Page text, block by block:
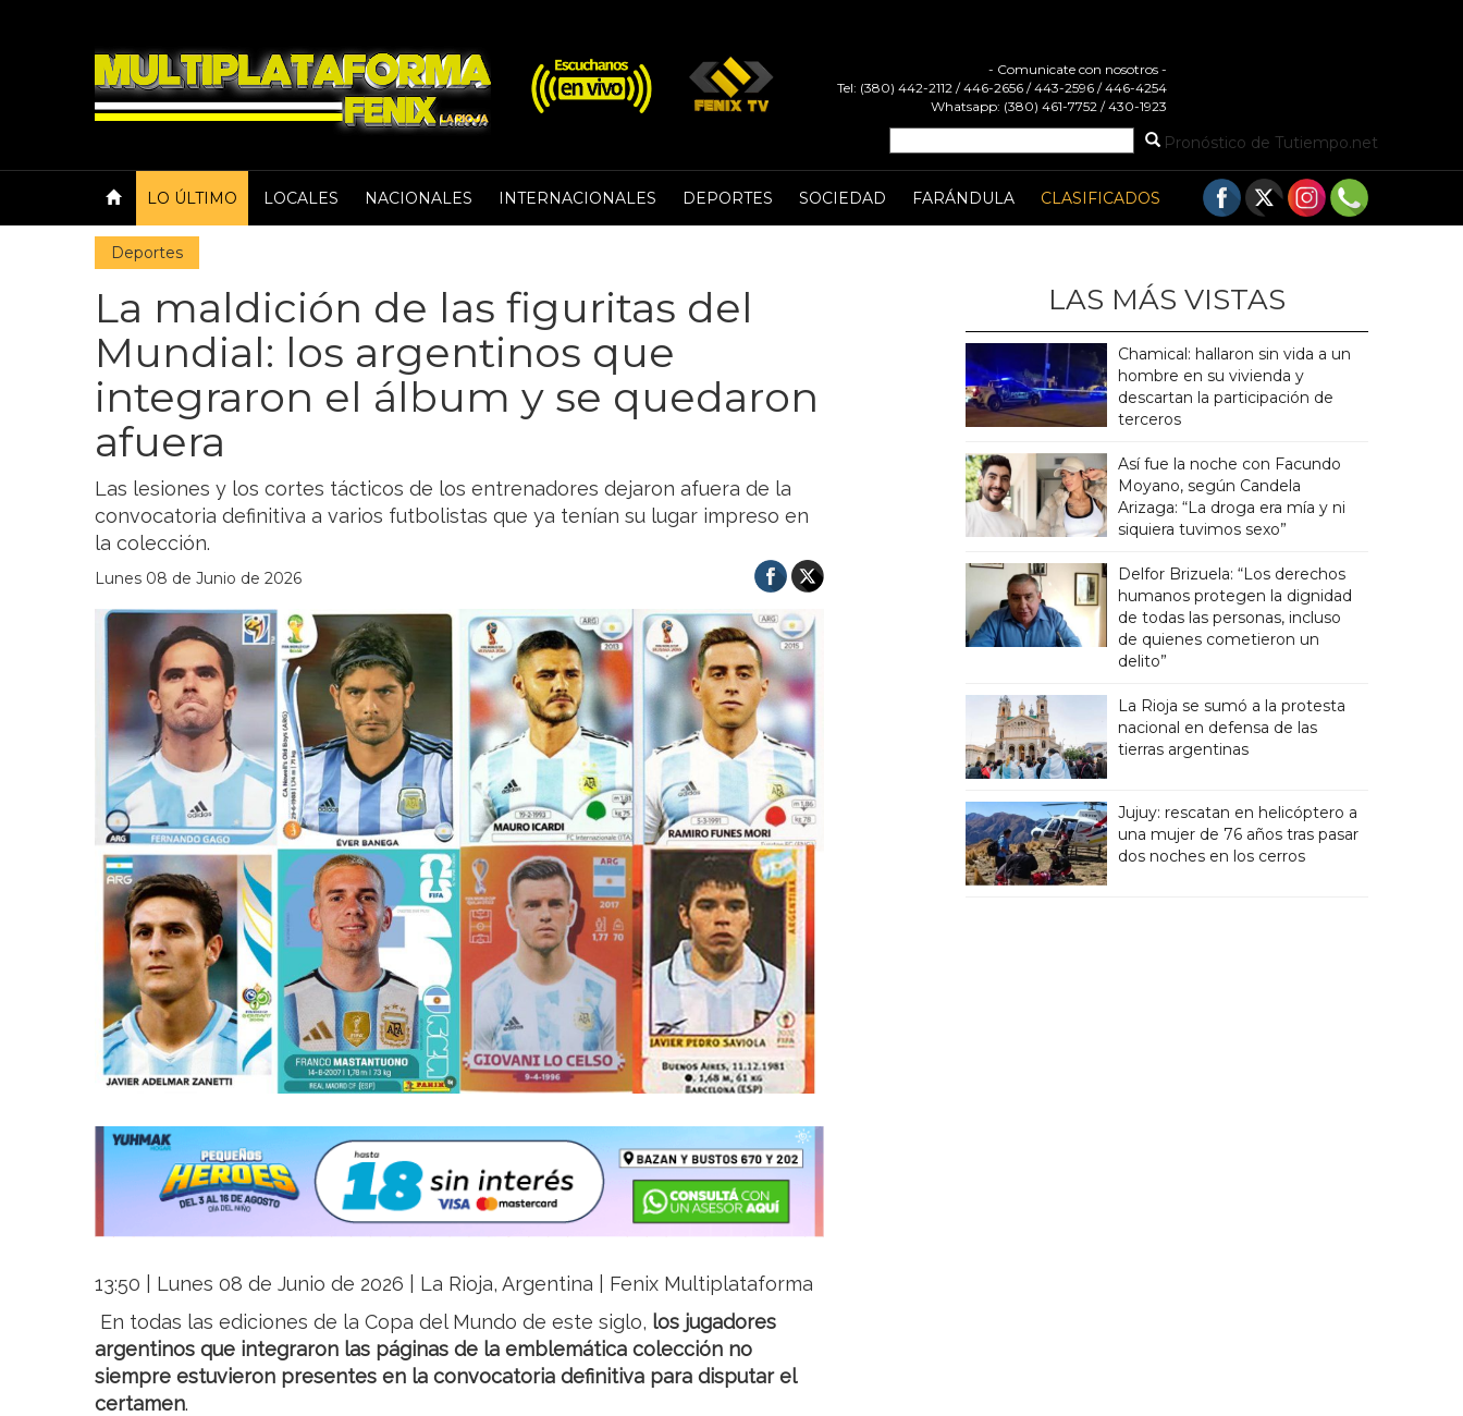
- Comunicate con nosotros -
Tel: (380) 442-2112 / 446-2656 / 443-2596 / 446-4254
Whatsapp: (380) 461-7752 / 430-1923
Pronóstico de Tutiempo.net
LO ÚLTIMO LOCALES NACIONALES INTERNACIONALES DEPORTES SOCIEDAD FARÁNDULA CLASIFICADOS
Deportes
La maldición de las figuritas del
Mundial: los argentinos que
integraron el álbum y se quedaron
afuera
Las lesiones y los cortes tácticos de los entrenadores dejaron afuera de la
convocatoria definitiva a varios futbolistas que ya tenían su lugar impreso en
la colección.
Lunes 08 de Junio de 2026
13:50 | Lunes 08 de Junio de 2026 | La Rioja, Argentina | Fenix Multiplataforma
En todas las ediciones de la Copa del Mundo de este siglo, los jugadores
argentinos que integraron las páginas de la emblemática colección no
siempre estuvieron presentes en la convocatoria definitiva para disputar el
certamen.
LAS MÁS VISTAS
Chamical: hallaron sin vida a un
hombre en su vivienda y
descartan la participación de
terceros
Así fue la noche con Facundo
Moyano, según Candela
Arizaga: “La droga era mía y ni
siquiera tuvimos sexo”
Delfor Brizuela: “Los derechos
humanos protegen la dignidad
de todas las personas, incluso
de quienes cometieron un
delito”
La Rioja se sumó a la protesta
nacional en defensa de las
tierras argentinas
Jujuy: rescatan en helicóptero a
una mujer de 76 años tras pasar
dos noches en los cerros